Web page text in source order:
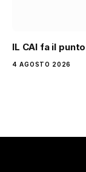
IL CAI fa il
4 AGOSTO 2026